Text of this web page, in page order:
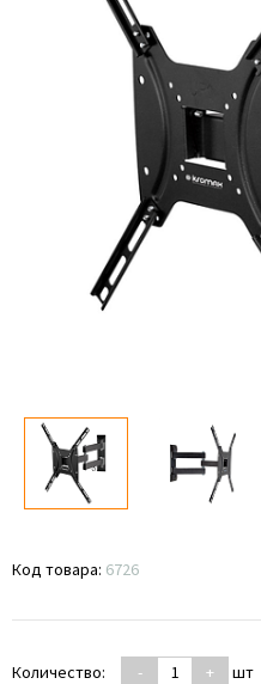
Код товара: 6726
Количество: - + шт